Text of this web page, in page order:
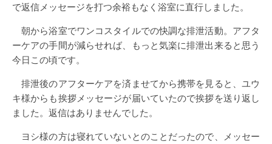
で返信メッセージを打つ余裕もなく浴室に直行しました。
朝から浴室でワンコスタイルでの快調な排泄活動。アフタ
ーケアの手間が減らせれば、もっと気楽に排泄出来ると思う
今日この頃です。
排泄後のアフターケアを済ませてから携帯を見ると、ユウ
キ様からも挨拶メッセージが届いていたので挨拶を送り返し
ました。返信はありませんでした。
ヨシ様の方は寝れていないとのことだったので、メッセー